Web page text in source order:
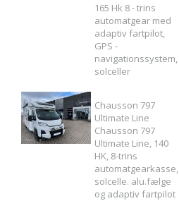
165 Hk 8 - trins
automatgear med
adaptiv fartpilot,
GPS -
navigationssystem,
solceller
Chausson 797
Ultimate Line
Chausson 797
Ultimate Line, 140
HK, 8-trins
automatgearkasse,
solcelle. alu.fælge
og adaptiv fartpilot